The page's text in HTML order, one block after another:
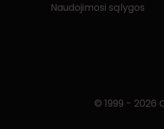
Naudojimosi sąlygos
© 1999 - 2026